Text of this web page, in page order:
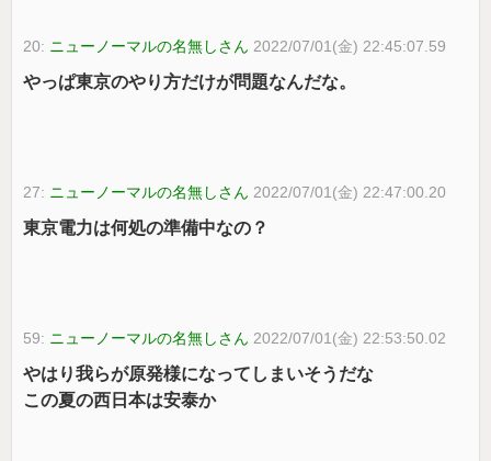
20: ニューノーマルの名無しさん 2022/07/01(金) 22:45:07.59
やっぱ東京のやり方だけが問題なんだな。
27: ニューノーマルの名無しさん 2022/07/01(金) 22:47:00.20
東京電力は何処の準備中なの？
59: ニューノーマルの名無しさん 2022/07/01(金) 22:53:50.02
やはり我らが原発様になってしまいそうだな
この夏の西日本は安泰か